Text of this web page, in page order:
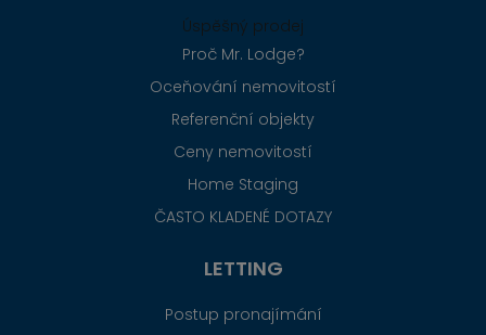
Úspěšný prodej
Proč Mr. Lodge?
Oceňování nemovitostí
Referenční objekty
Ceny nemovitostí
Home Staging
ČASTO KLADENÉ DOTAZY
LETTING
Postup pronajímání